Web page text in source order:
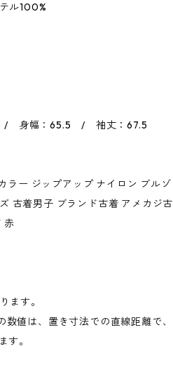
ル100%
身幅：65.5 / 袖丈：67.5
ラー ジップアップ ナイロン ブルゾ
古着男子 ブランド古着 アメカジ古
赤
ます。
値は、置き寸法での直線距離で、
す。